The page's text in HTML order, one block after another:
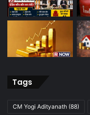
Tags
CM Yogi Adityanath (88)